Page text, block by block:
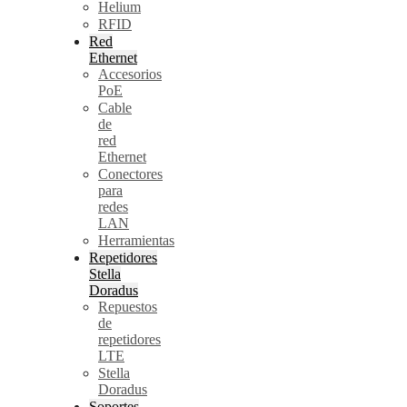
Helium
RFID
Red
Ethernet
Accesorios
PoE
Cable
de
red
Ethernet
Conectores
para
redes
LAN
Herramientas
Repetidores
Stella
Doradus
Repuestos
de
repetidores
LTE
Stella
Doradus